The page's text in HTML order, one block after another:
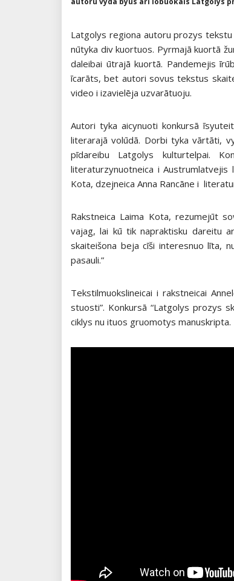
Latgolys regiona autoru prozys
nūtyka div kuortuos. Pyrmajā kuortā
daleibai ūtrajā kuortā. Pandemejis
īcarāts, bet autori sovus tekstus
video i izavielēja uzvarātuoju.
Autori tyka aicynuoti konkursā
literarajā volūdā. Dorbi tyka vārtāti,
pīdareibu Latgolys kulturtelpai.
literaturzynuotneica i Austrumlatvejis
Kota, dzejneica Anna Rancāne i
Rakstneica Laima Kota, rezumejūt
vajag, lai kū tik napraktisku dareitu
skaiteišona beja cīši interesnuo līta,
pasauli.”
Tekstilmuokslineicai i rakstneicai
stuosti”. Konkursā “Latgolys prozys
ciklys nu ituos gruomotys manuskripta.